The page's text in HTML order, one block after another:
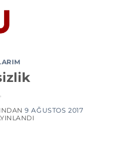
9 AĞUSTOS 2017